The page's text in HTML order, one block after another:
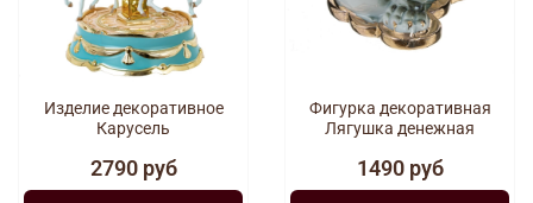
Изделие декоративное
Карусель
2790 руб
Фигурка декоративная
Лягушка денежная
1490 руб